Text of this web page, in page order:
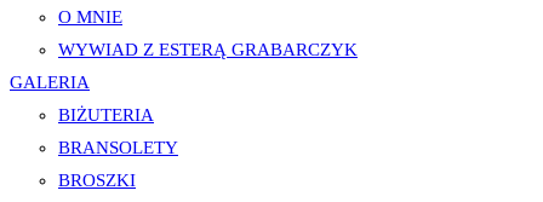
O MNIE
WYWIAD Z ESTERĄ GRABARCZYK
GALERIA
BIŻUTERIA
BRANSOLETY
BROSZKI